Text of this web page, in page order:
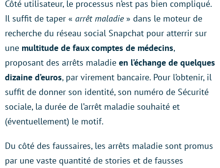
Côté utilisateur, le processus n’est pas bien compliqué.
Il suffit de taper « arrêt maladie» dans le moteur de
recherche du réseau social Snapchat pour atterrir sur
une multitude de faux comptes de médecins,
proposant des arrêts maladie en l’échange de quelques
dizaine d’euros, par virement bancaire. Pour l’obtenir, il
suffit de donner son identité, son numéro de Sécurité
sociale, la durée de l’arrêt maladie souhaité et
(éventuellement) le motif.
Du côté des faussaires, les arrêts maladie sont promus
par une vaste quantité de stories et de fausses